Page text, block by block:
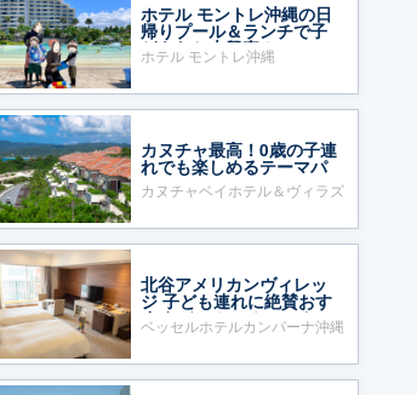
ホテル モントレ沖縄の日
帰りプール＆ランチで子
どもたち大興奮！
ホテル モントレ沖縄
カヌチャ最高！0歳の子連
れでも楽しめるテーマパ
ークのようなホテル
カヌチャベイホテル＆ヴィラズ
北谷アメリカンヴィレッ
ジ 子ども連れに絶賛おす
すめ ベッセルホテルカン
パーナ沖縄
ベッセルホテルカンパーナ沖縄